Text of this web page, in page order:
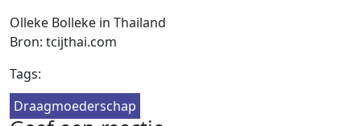
Olleke Bolleke in Thailand
Bron: tcijthai.com
Tags:
Draagmoederschap